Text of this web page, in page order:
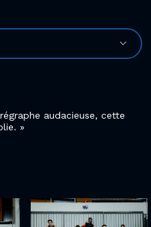
audacieuse, cette